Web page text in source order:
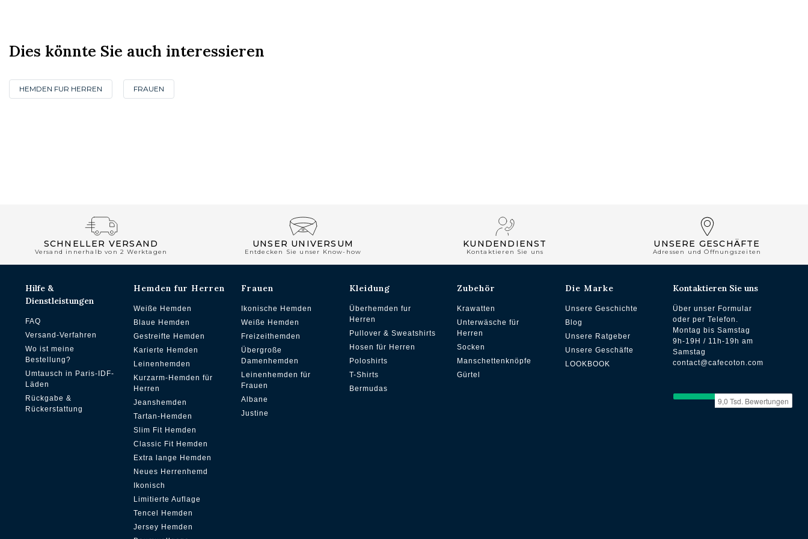
Dies könnte Sie auch interessieren
HEMDEN FUR HERREN FRAUEN
SCHNELLER VERSAND
Versand innerhalb von 2 Werktagen
UNSER UNIVERSUM
Entdecken Sie unser Know-how
KUNDENDIENST
Kontaktieren Sie uns
UNSERE GESCHÄFTE
Adressen und Öffnungszeiten
Hilfe &
Dienstleistungen
FAQ
Versand-Verfahren
Wo ist meine
Bestellung?
Umtausch in Paris-IDF-
Läden
Rückgabe &
Rückerstattung
Hemden fur Herren
Weiße Hemden
Blaue Hemden
Gestreifte Hemden
Karierte Hemden
Leinenhemden
Kurzarm-Hemden für
Herren
Jeanshemden
Tartan-Hemden
Slim Fit Hemden
Classic Fit Hemden
Extra lange Hemden
Neues Herrenhemd
Ikonisch
Limitierte Auflage
Tencel Hemden
Jersey Hemden
Frauen
Ikonische Hemden
Weiße Hemden
Freizeithemden
Übergroße
Damenhemden
Leinenhemden für
Frauen
Albane
Justine
Kleidung
Überhemden fur
Herren
Pullover & Sweatshirts
Hosen für Herren
Poloshirts
T-Shirts
Bermudas
Zubehör
Krawatten
Unterwäsche für
Herren
Socken
Manschettenknöpfe
Gürtel
Die Marke
Unsere Geschichte
Blog
Unsere Ratgeber
Unsere Geschäfte
LOOKBOOK
Kontaktieren Sie uns
Über unser Formular
oder per Telefon.
Montag bis Samstag
9h-19H / 11h-19h am
Samstag
contact@cafecoton.com